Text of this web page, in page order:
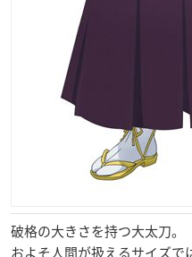
破格の大きさを持つ大太刀。
およそ人間が扱えるサイズで